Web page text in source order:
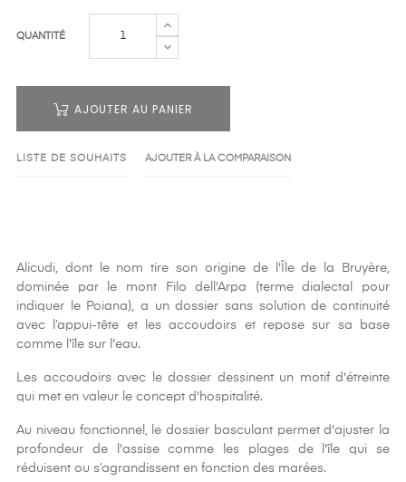
QUANTITÉ
AJOUTER AU PANIER
LISTE DE SOUHAITS AJOUTER À LA COMPARAISON
Alicudi, dont le nom tire son origine de l'Île de la Bruyère,
dominée par le mont Filo dell'Arpa (terme dialectal pour
indiquer le Poiana), a un dossier sans solution de continuité
avec l’appui-tête et les accoudoirs et repose sur sa base
comme l'île sur l'eau.
Les accoudoirs avec le dossier dessinent un motif d'étreinte
qui met en valeur le concept d'hospitalité.
Au niveau fonctionnel, le dossier basculant permet d'ajuster la
profondeur de l'assise comme les plages de l'île qui se
réduisent ou s’agrandissent en fonction des marées.